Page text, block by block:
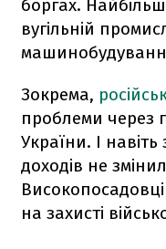
боргах.
вугільній
Зокрема,
проблеми через
України. І
доходів не
на захисті